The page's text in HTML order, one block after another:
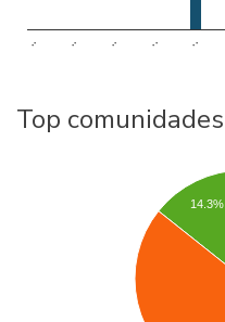
.. .. .. .. ..
Top comunidades
14.3%